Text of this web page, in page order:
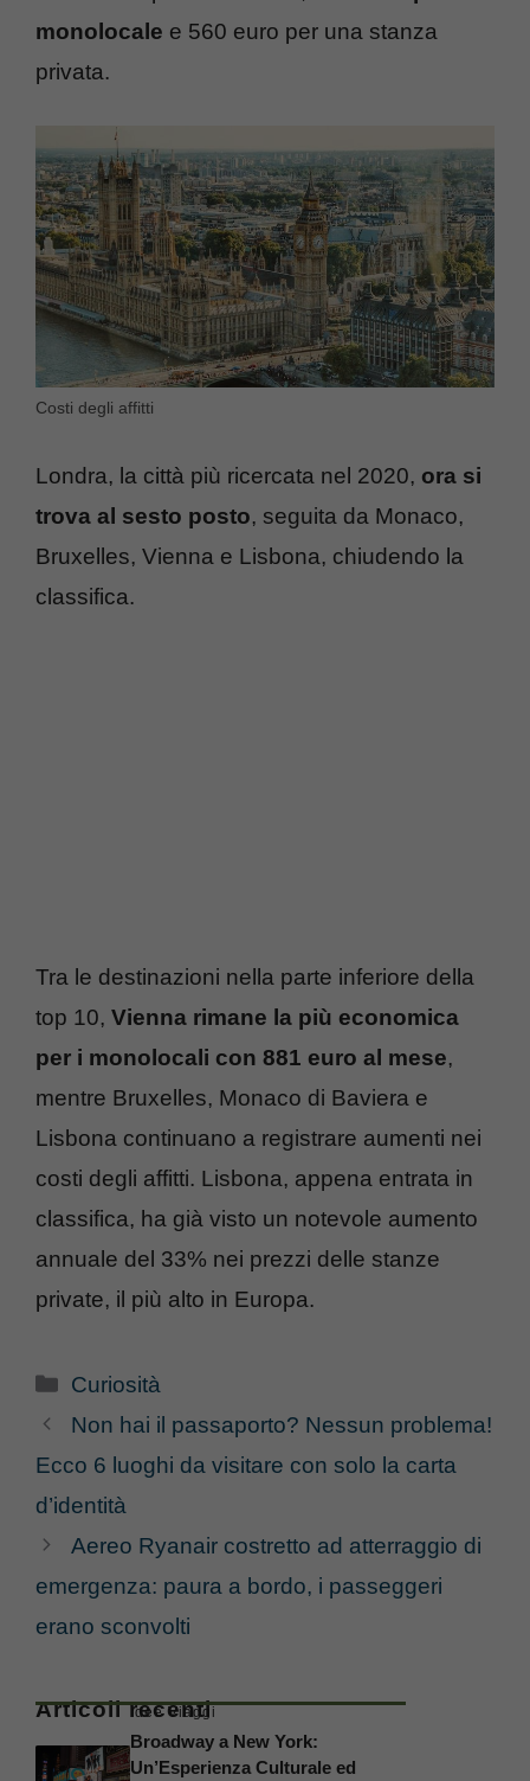
monolocale e 560 euro per una stanza
privata.
Costi degli affitti
Londra, la città più ricercata nel 2020, ora si
trova al sesto posto, seguita da Monaco,
Bruxelles, Vienna e Lisbona, chiudendo la
classifica.
Tra le destinazioni nella parte inferiore della
top 10, Vienna rimane la più economica
per i monolocali con 881 euro al mese,
mentre Bruxelles, Monaco di Baviera e
Lisbona continuano a registrare aumenti nei
costi degli affitti. Lisbona, appena entrata in
classifica, ha già visto un notevole aumento
annuale del 33% nei prezzi delle stanze
private, il più alto in Europa.
Categorie
Curiosità
Non hai il passaporto? Nessun problema!
Ecco 6 luoghi da visitare con solo la carta
d’identità
Aereo Ryanair costretto ad atterraggio di
emergenza: paura a bordo, i passeggeri
erano sconvolti
Articoli recenti
Idee Viaggi
Broadway a New York:
Un’Esperienza Culturale ed